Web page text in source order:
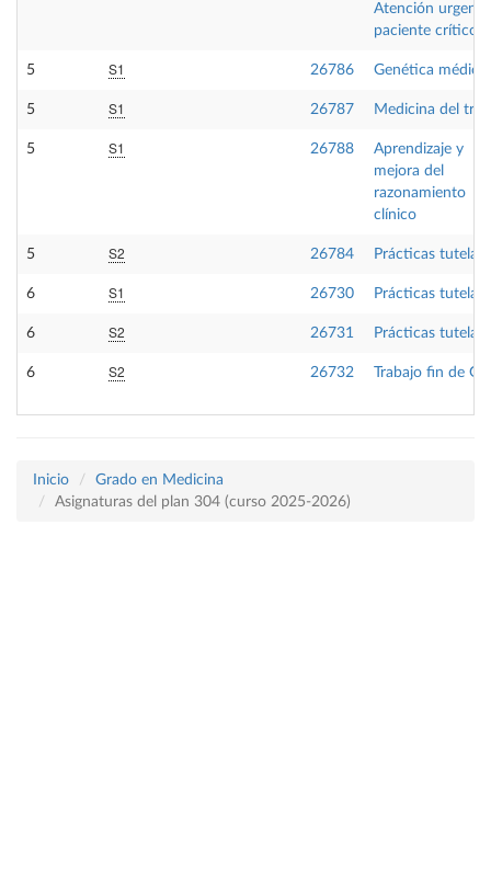
Atención
paciente crítico
5 S1 26786 Genética médica
5 S1 26787 Medicina del
5 S1 26788
Aprendizaje y
mejora del
razonamiento
clínico
5 S2 26784 Prácticas
6 S1 26730 Prácticas
6 S2 26731 Prácticas
6 S2 26732 Trabajo fin de
Inicio
Grado en Medicina
Asignaturas del plan 304 (curso 2025-2026)